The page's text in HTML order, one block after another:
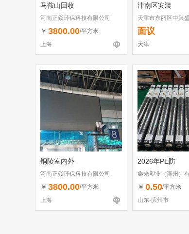
马鞍山回收
河南正焱环保科技有限公司
￥ 3800.00/平方米
上海
津南区安装
天津市东丽区中兴
部
面议
天津
铜陵室内外
河南正焱环保科技有限公司
￥ 3800.00/平方米
上海
2026年PE防
鑫来塑业（滨州）
￥ 0.50/平方米
山东-滨州市